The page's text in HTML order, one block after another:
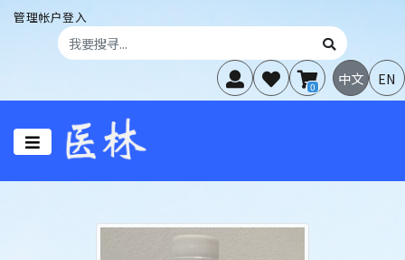
管理帐户登入
0 中文 EN